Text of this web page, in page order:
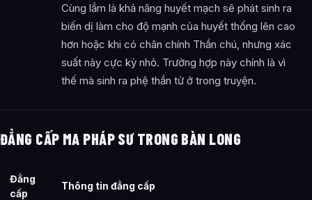
Cùng lắm là khả năng huyết mạch sẽ phát sinh ra
biến dị làm cho độ mạnh của huyết thống lên cao
hơn hoặc khi có chân chính Thần chú, nhưng xác
suất này cực kỳ nhỏ. Trường hợp này chính là vì
thế mà sinh ra phệ thần tử ở trong truyện.
ĐẲNG CẤP MA PHÁP SƯ TRONG BÀN LONG
Đẳng
cấp
Thông tin đẳng cấp